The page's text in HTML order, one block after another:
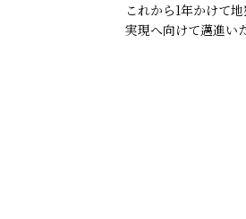
これから1年かけて
実現へ向けて邁進い